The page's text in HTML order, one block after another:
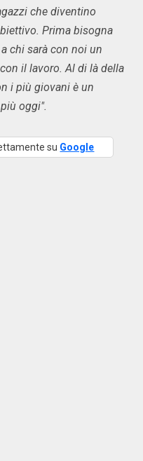
che diventino
Prima bisogna
chi sarà con noi un
il lavoro. Al di là della
i più giovani è un
oggi".
su Google